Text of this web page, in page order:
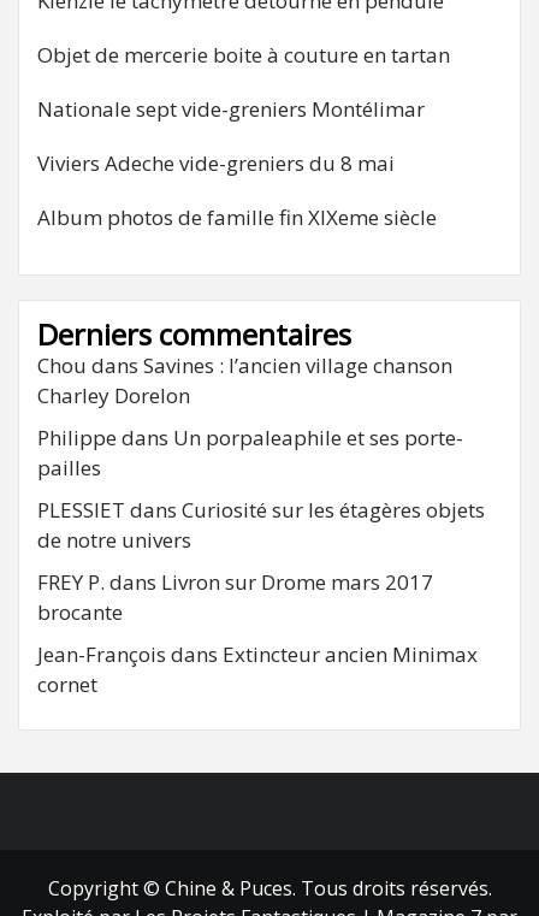
Objet de mercerie boite à couture en tartan
Nationale sept vide-greniers Montélimar
Viviers Adeche vide-greniers du 8 mai
Album photos de famille fin XIXeme siècle
Derniers commentaires
Chou dans Savines : l’ancien village chanson
Charley Dorelon
Philippe dans Un porpaleaphile et ses porte-
pailles
PLESSIET dans Curiosité sur les étagères objets
de notre univers
FREY P. dans Livron sur Drome mars 2017
brocante
Jean-François dans Extincteur ancien Minimax
cornet
Copyright © Chine & Puces. Tous droits réservés.